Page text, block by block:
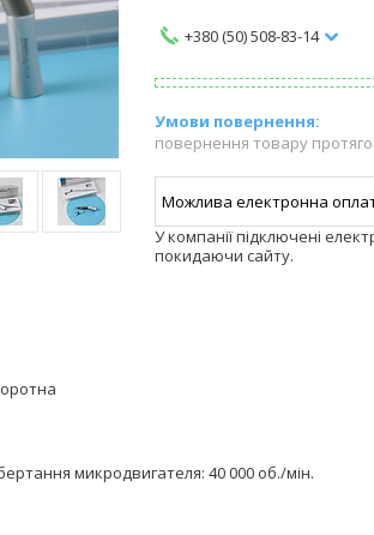
+380 (50) 508-83-14
повернення товару
У компанії підключені
покидаючи сайту.
микродвигателя: 40 000 об./мін.